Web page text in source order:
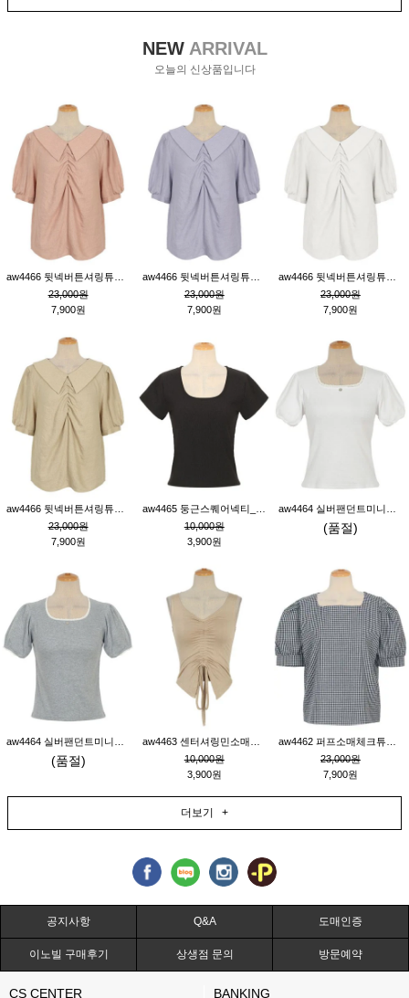
NEWARRIVAL
오늘의 신상품입니다
23,000원
7,900원
23,000원
7,900원
23,000원
7,900원
23,000원
7,900원
10,000원
3,900원
(품절)
(품절)
10,000원
3,900원
23,000원
7,900원
더보기 +
공지사항 Q&A 도매인증
이노빌 구매후기 상생점 문의 방문예약
CS CENTER BANKING